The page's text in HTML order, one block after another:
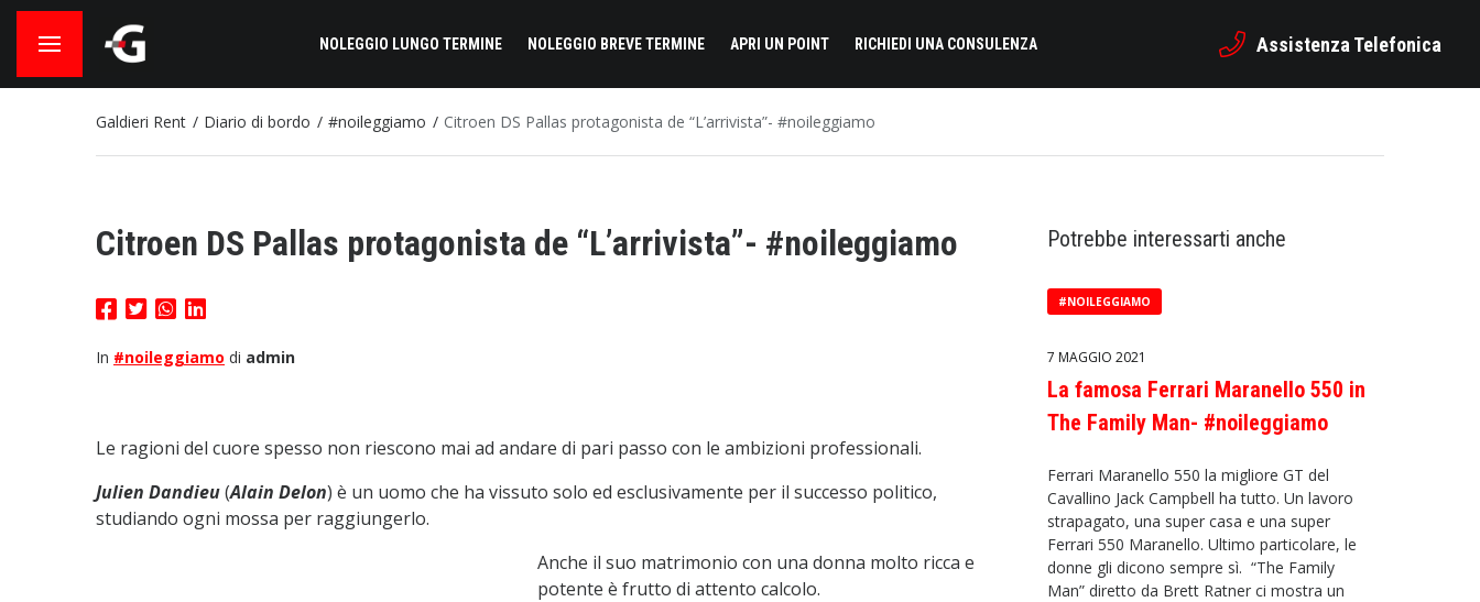
NOLEGGIO LUNGO TERMINE NOLEGGIO BREVE TERMINE APRI UN POINT RICHIEDI UNA CONSULENZA Assistenza Telefonica
Galdieri Rent Diario di bordo #noileggiamo Citroen DS Pallas protagonista de “L’arrivista”- #noileggiamo
Citroen DS Pallas protagonista de “L’arrivista”- #noileggiamo
In #noileggiamo di admin
Le ragioni del cuore spesso non riescono mai ad andare di pari passo con le ambizioni professionali.
Julien Dandieu(Alain Delon) è un uomo che ha vissuto solo ed esclusivamente per il successo politico,
studiando ogni mossa per raggiungerlo.
Anche il suo matrimonio con una donna molto ricca e
potente è frutto di attento calcolo.
Potrebbe interessarti anche
#NOILEGGIAMO
7 MAGGIO 2021
La famosa Ferrari Maranello 550 in
The Family Man- #noileggiamo
Ferrari Maranello 550 la migliore GT del
Cavallino Jack Campbell ha tutto. Un lavoro
strapagato, una super casa e una super
Ferrari 550 Maranello. Ultimo particolare, le
donne gli dicono sempre sì. “The Family
Man” diretto da Brett Ratner ci mostra un